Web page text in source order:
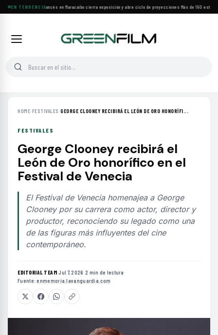
EN TENDENCIA
Festival de Cine Francés en Maracaibo cierra exposición y abre ciclo de proyecciones·Más de 160
HOME›FESTIVALES ›GEORGE CLOONEY RECIBIRÁ EL LEÓN DE ORO HONORÍFI...
FESTIVALES
George Clooney recibirá el
León de Oro honorífico en el
Festival de Venecia
El Festival de Venecia homenajea a George
Clooney por su carrera como actor, director y
productor, reconociendo su legado como una
de las figuras más influyentes del cine
contemporáneo.
EDITORIAL TEAM·Jul 7, 2026 ·2 min de lectura ·
Fuente:enmemoria.lavanguardia.com